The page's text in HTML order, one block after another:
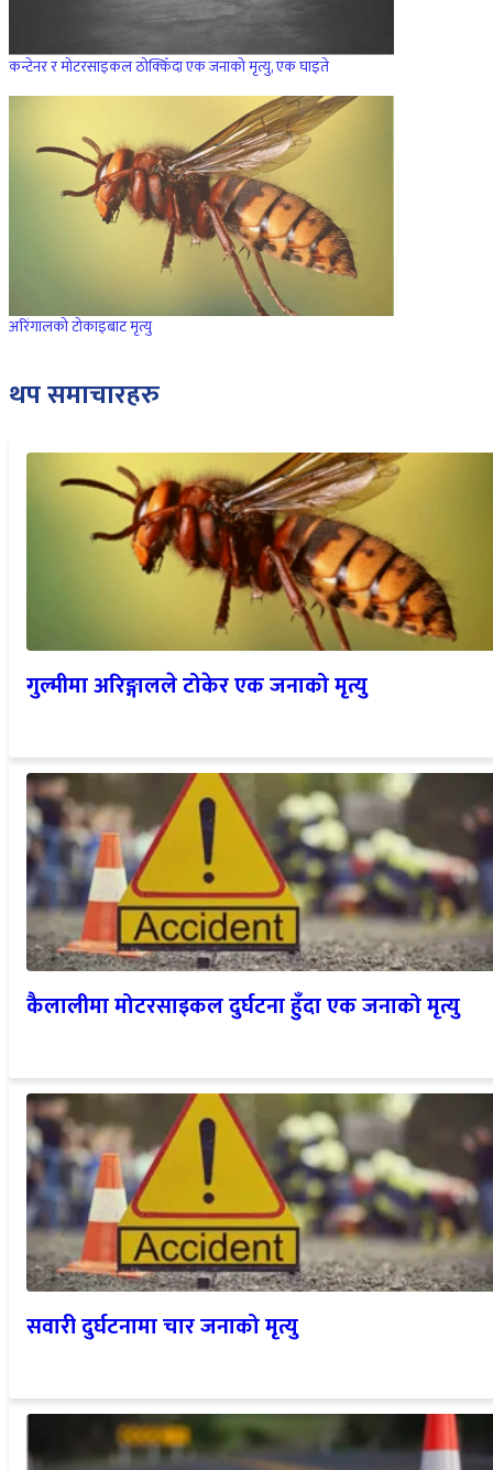
कन्टेनर र मोटरसाइकल ठोक्किँदा एक जनाको मृत्यु, एक घाइते
अरिंगालको टोकाइबाट मृत्यु
थप समाचारहरु
गुल्मीमा अरिङ्गालले टोकेर एक जनाको मृत्यु
कैलालीमा मोटरसाइकल दुर्घटना हुँदा एक जनाको मृत्यु
सवारी दुर्घटनामा चार जनाको मृत्यु